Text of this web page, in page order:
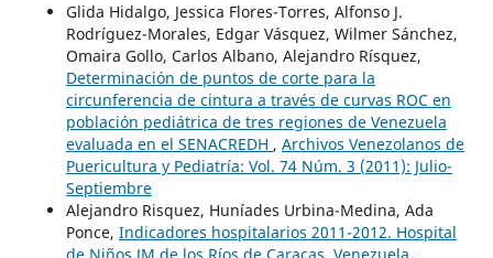
Glida Hidalgo, Jessica Flores-Torres, Alfonso J.
Rodríguez-Morales, Edgar Vásquez, Wilmer Sánchez,
Omaira Gollo, Carlos Albano, Alejandro Rísquez,
Determinación de puntos de corte para la
circunferencia de cintura a través de curvas ROC en
población pediátrica de tres regiones de Venezuela
evaluada en el SENACREDH , Archivos Venezolanos de
Puericultura y Pediatría: Vol. 74 Núm. 3 (2011): Julio-
Septiembre
Alejandro Risquez, Huníades Urbina-Medina, Ada
Ponce, Indicadores hospitalarios 2011-2012. Hospital